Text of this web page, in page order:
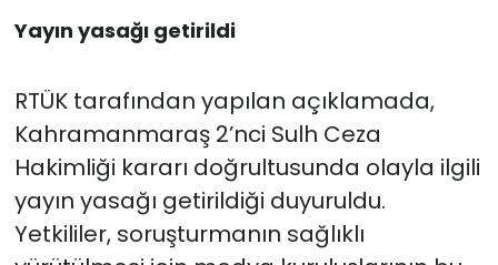
Yayın yasağı getirildi
RTÜK tarafından yapılan açıklamada,
Kahramanmaraş 2’nci Sulh Ceza
Hakimliği kararı doğrultusunda olayla ilgili
yayın yasağı getirildiği duyuruldu.
Yetkililer, soruşturmanın sağlıklı